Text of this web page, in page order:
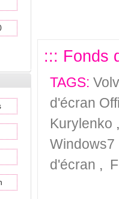
::: Fonds
TAGS:
d'écran
Kurylenko
Windows7
d'écran ,